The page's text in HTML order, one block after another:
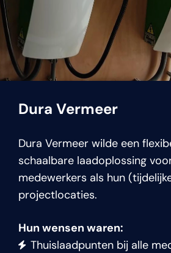
Dura Vermeer
Dura Vermeer wilde een
schaalbare laadoplossing
medewerkers als hun
projectlocaties.
Hun wensen waren:
Thuislaadpunten bij alle